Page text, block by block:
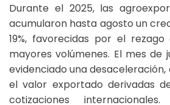
Durante el 2025, las
acumularon hasta agosto un
19%, favorecidas por el
mayores volúmenes. El mes de
evidenciado una
el valor exportado derivadas
cotizaciones